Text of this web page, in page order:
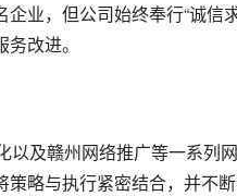
业，但公司始终奉行“诚信
改进。
及赣州网络推广等一系列
略与执行紧密结合，并不